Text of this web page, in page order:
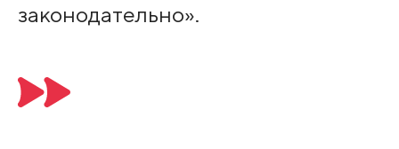
законодательно».